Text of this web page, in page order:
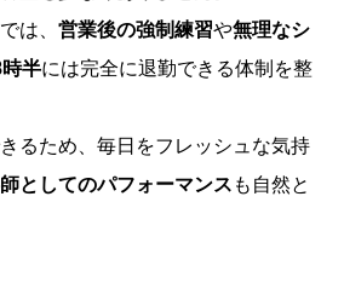
は、 営業後の強制練習や無理なシ
半には完全に退勤できる体制を整
るため、毎日をフレッシュな気持
としてのパフォーマンス も自然と